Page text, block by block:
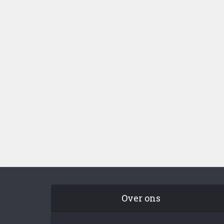
Over ons